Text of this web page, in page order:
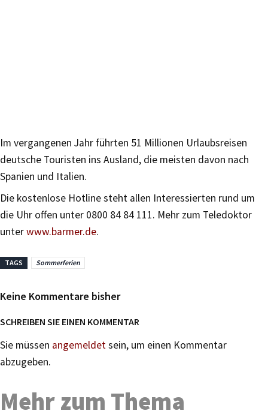
Im vergangenen Jahr führten 51 Millionen Urlaubsreisen
deutsche Touristen ins Ausland, die meisten davon nach
Spanien und Italien.
Die kostenlose Hotline steht allen Interessierten rund um
die Uhr offen unter 0800 84 84 111. Mehr zum Teledoktor
unterwww.barmer.de.
TAGS Sommerferien
Keine Kommentare bisher
SCHREIBEN SIE EINEN KOMMENTAR
Sie müssen angemeldetsein, um einen Kommentar
abzugeben.
Mehr zum Thema